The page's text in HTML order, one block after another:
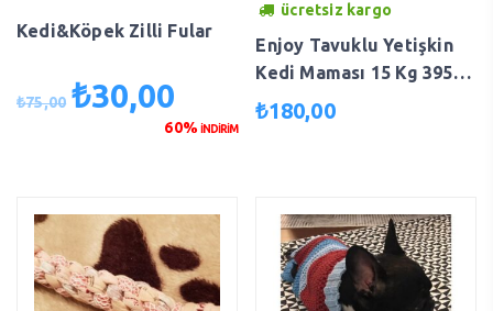
Kedi&Köpek Zilli Fular
₺75,00 Orijinal
₺30,00
andaki
60% İNDİRİM
ücretsiz kargo
Enjoy Tavuklu Yetişkin
Kedi Maması 15 Kg 395-
0001
₺180,00